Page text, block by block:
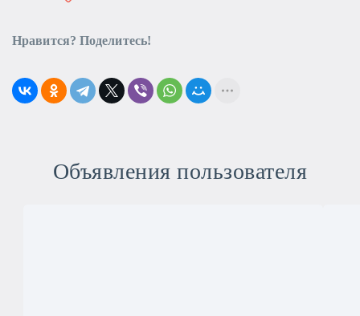
Нравится? Поделитесь!
Объявления пользователя